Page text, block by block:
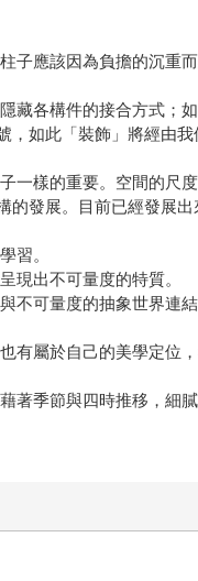
應該因為負擔的沉重
各構件的接合方式；
如此「裝飾」將經由
樣的重要。空間的尺
發展。目前已經發展
習。
現出不可量度的特質。
可量度的抽象世界連
屬於自己的美學定位
季節與四時推移，細